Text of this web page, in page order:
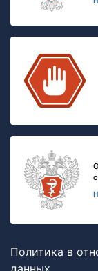
Политика в
данных